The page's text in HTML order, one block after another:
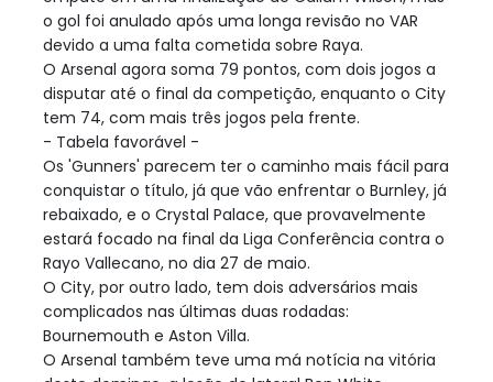
o gol foi anulado após uma longa revisão no VAR
devido a uma falta cometida sobre Raya.
O Arsenal agora soma 79 pontos, com dois jogos a
disputar até o final da competição, enquanto o City
tem 74, com mais três jogos pela frente.
- Tabela favorável -
Os 'Gunners' parecem ter o caminho mais fácil para
conquistar o título, já que vão enfrentar o Burnley, já
rebaixado, e o Crystal Palace, que provavelmente
estará focado na final da Liga Conferência contra o
Rayo Vallecano, no dia 27 de maio.
O City, por outro lado, tem dois adversários mais
complicados nas últimas duas rodadas:
Bournemouth e Aston Villa.
O Arsenal também teve uma má notícia na vitória